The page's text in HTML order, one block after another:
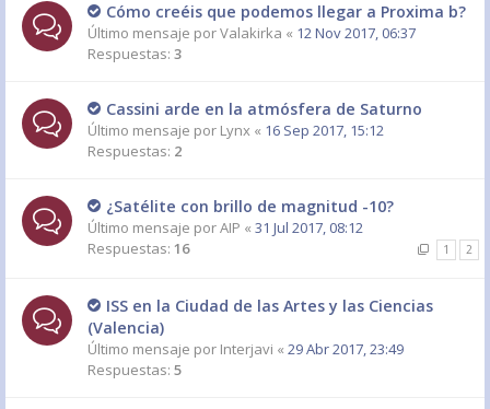
Cómo creéis que podemos llegar a Proxima b?
Último mensaje porValakirka « 12 Nov 2017, 06:37
Respuestas: 3
Cassini arde en la atmósfera de Saturno
Último mensaje por Lynx « 16 Sep 2017, 15:12
Respuestas: 2
¿Satélite con brillo de magnitud -10?
Último mensaje porAIP « 31 Jul 2017, 08:12
Respuestas: 16 1 2
ISS en la Ciudad de las Artes y las Ciencias
(Valencia)
Último mensaje por Interjavi « 29 Abr 2017, 23:49
Respuestas: 5